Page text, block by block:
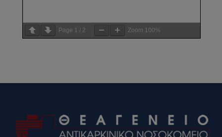
Page 1 / 2 Zoom 100%